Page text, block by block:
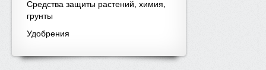
Средства защиты растений, химия,
грунты
Удобрения